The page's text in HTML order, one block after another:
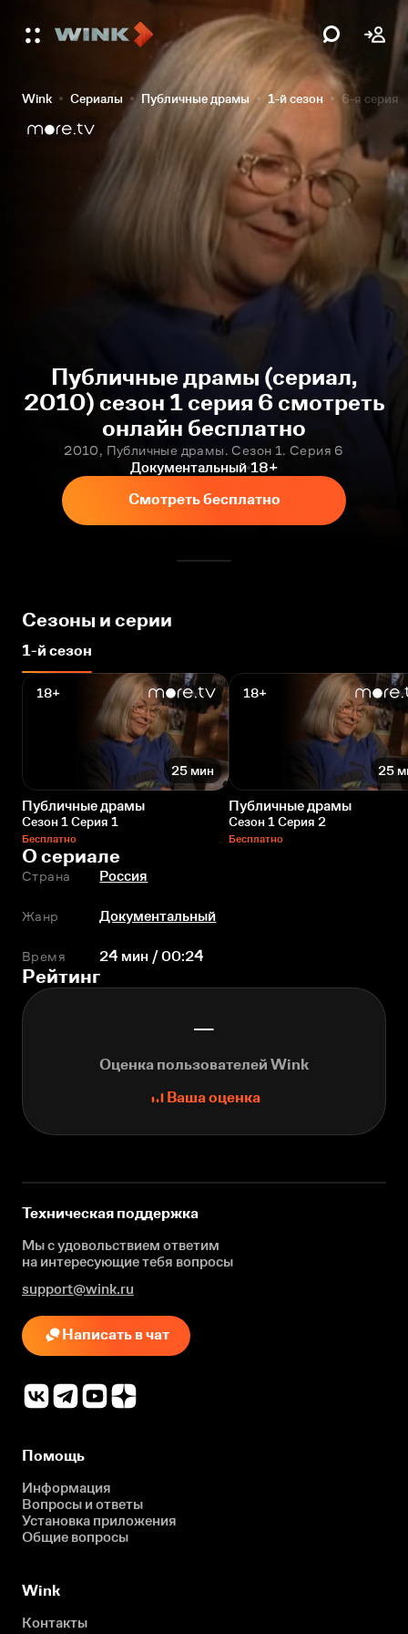
Wink Сериалы Публичные драмы 1-й сезон 6-я серия
Публичные драмы (сериал,
2010) сезон 1 серия 6 смотреть
онлайн бесплатно
2010, Публичные драмы. Сезон 1. Серия 6
Документальный 18+
Смотреть бесплатно
Сезоны и серии
1-й сезон
18+
25 мин
Публичные драмы
Сезон 1 Серия 1
Бесплатно
18+
25
Публичные драмы
Сезон 1 Серия 2
Бесплатно
О сериале
Страна Россия
Жанр Документальный
Время 24 мин / 00:24
Рейтинг
—
Оценка пользователей Wink
Ваша оценка
Техническая поддержка
Мы с удовольствием ответим
на интересующиетебя вопросы
support@wink.ru
Написать в чат
Помощь
Информация
Вопросы и ответы
Установка приложения
Общие вопросы
Wink
Контакты